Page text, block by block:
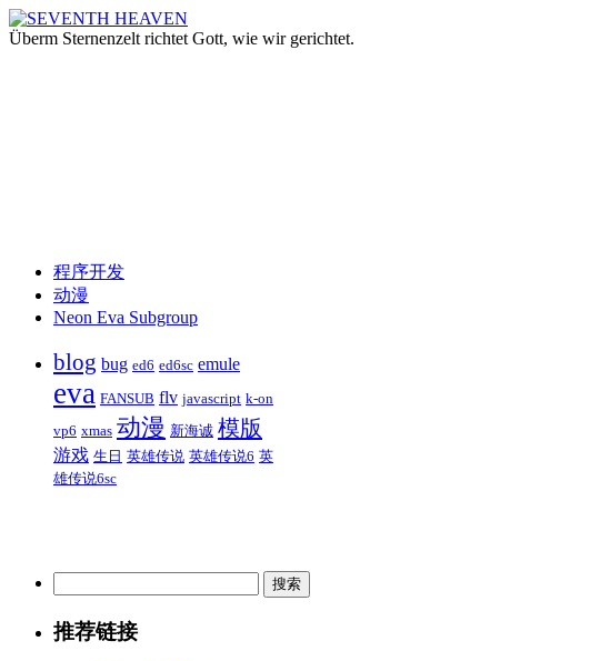
Überm Sternenzelt richtet Gott, wie wir gerichtet.
程序开发
动漫
Neon Eva Subgroup
blog bug ed6 ed6sc emule
eva FANSUB flv javascript k-on
vp6 xmas 动漫 新海诚 模版
游戏 生日 英雄传说 英雄传说6 英
雄传说6sc
推荐链接